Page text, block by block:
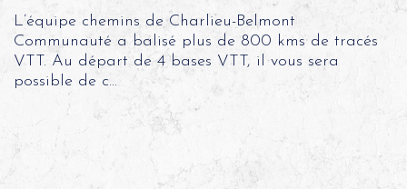
L’équipe chemins de Charlieu-Belmont
Communauté a balisé plus de 800 kms de tracés
VTT. Au départ de 4 bases VTT, il vous sera
possible de c...